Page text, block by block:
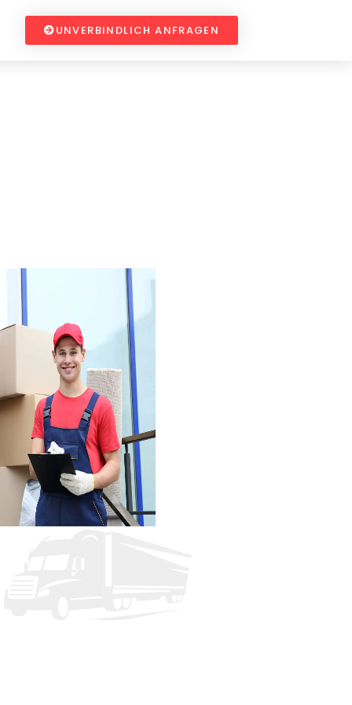
UNVERBINDLICH ANFRAGEN